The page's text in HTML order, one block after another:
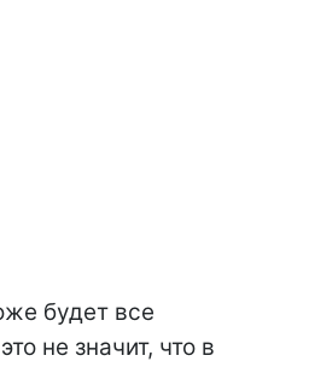
будет все
не значит, что в